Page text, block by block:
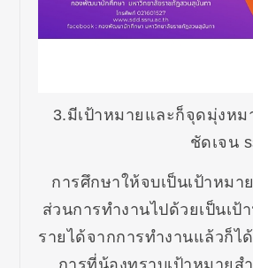
3.มีเป้าหมายและก็จุดมุ่งห
ชัดเจน
การศึกษาให้จบเป็นเป้าหมา
ส่วนการทำงานไปด้วยเป็นเ
รายได้จากการทำงานแล้วก็